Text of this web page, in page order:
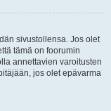
sivustollensa. Jos olet
tämä on foorumin
annettavien varoitusten
jos olet epävarma